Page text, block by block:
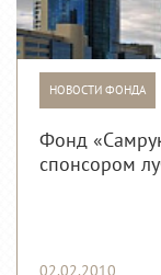
НОВОСТИ ФОНДА
Фонд
спонсором
02.02.2010